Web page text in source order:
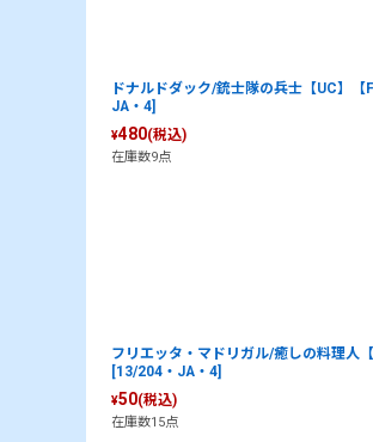
ドナルドダック/銃士隊の兵士【UC】
JA・4]
¥480(税込)
在庫数9点
フリエッタ・マドリガル/癒しの料理人
[13/204・JA・4]
¥50(税込)
在庫数15点